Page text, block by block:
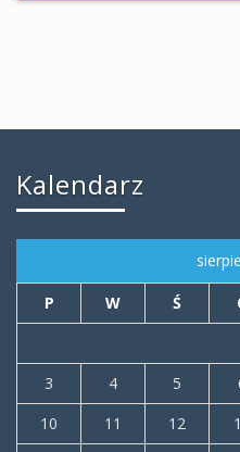
Kalendarz
P W Ś
3
4 5
10
11 12